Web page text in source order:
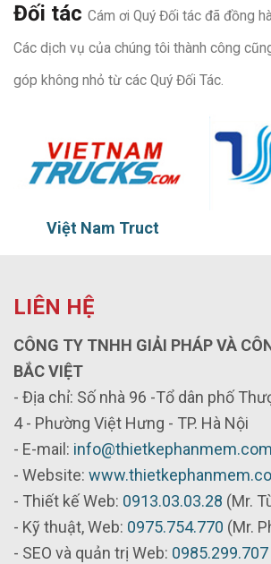
Đối tác Cám ơi Quý Đối tác đã đồng
Các dịch vụ của chúng tôi thành công
góp không nhỏ từ các Quý Đối Tác.
Việt Nam Truct
LIÊN HỆ
CÔNG TY TNHH GIẢI PHÁP VÀ
BẮC VIỆT
- Địa chỉ: Số nhà 96 -Tổ dân phố
4 - Phường Việt Hưng - TP. Hà Nội
- E-mail: info@thietkephanmem.com
- Website:
- Thiết kế Web: 0913.03.03.28 (Mr.
- Kỹ thuật, Web: 0975.754.770 (Mr.
- SEO và quản trị Web: 0985.299.707